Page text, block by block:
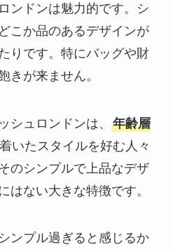
ンドンは魅力的です。シ
こか品のあるデザインが
りです。特にバッグや財
きが来ません。
シュロンドンは、 年齢層
いたスタイルを好む人々
のシンプルで上品なデザ
はない大きな特徴です。
ンプル過ぎると感じるか